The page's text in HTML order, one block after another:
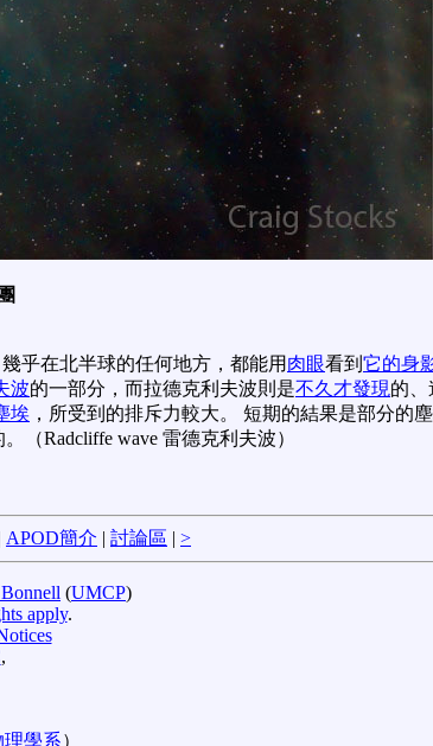
乎在北半球的任何地方，都能用 肉眼看到 它的身
波的一部分，而拉德克利夫波則是不久才發現的、
埃 ，所受到的排斥力較大。 短期的結果是部分的
（Radcliffe wave 雷德克利夫波）
APOD簡介 | 討論區 | >
(UMCP)
apply.
,
理學系）